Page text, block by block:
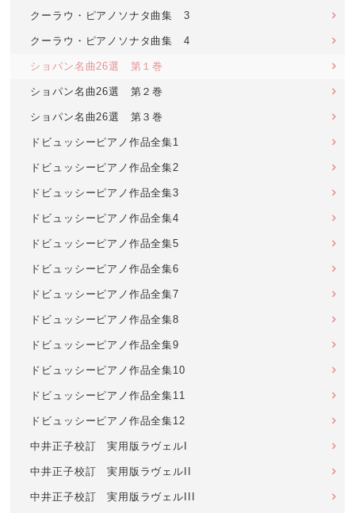
クーラウ・ピアノソナタ曲集 3
クーラウ・ピアノソナタ曲集 4
ショパン名曲26選 第１巻
ショパン名曲26選 第２巻
ショパン名曲26選 第３巻
ドビュッシーピアノ作品全集1
ドビュッシーピアノ作品全集2
ドビュッシーピアノ作品全集3
ドビュッシーピアノ作品全集4
ドビュッシーピアノ作品全集5
ドビュッシーピアノ作品全集6
ドビュッシーピアノ作品全集7
ドビュッシーピアノ作品全集8
ドビュッシーピアノ作品全集9
ドビュッシーピアノ作品全集10
ドビュッシーピアノ作品全集11
ドビュッシーピアノ作品全集12
中井正子校訂 実用版ラヴェルI
中井正子校訂 実用版ラヴェルII
中井正子校訂 実用版ラヴェルIII